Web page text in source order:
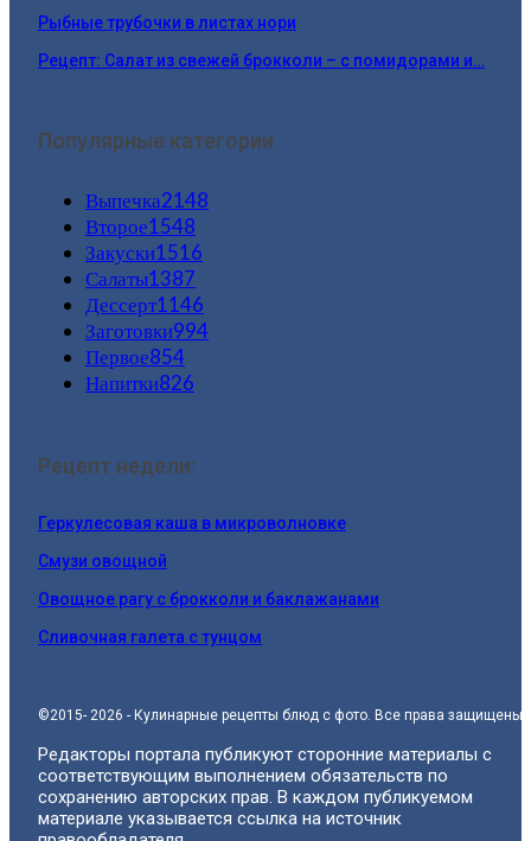
Рыбные трубочки в листах нори
Рецепт: Салат из свежей брокколи – с помидорами и…
Популярные категории
Выпечка2148
Второе1548
Закуски1516
Салаты1387
Дессерт1146
Заготовки994
Первое854
Напитки826
Рецепт недели:
Геркулесовая каша в микроволновке
Смузи овощной
Овощное рагу с брокколи и баклажанами
Сливочная галета с тунцом
©2015- 2026 - Кулинарные рецепты блюд с фото. Все права защищены.
Редакторы портала публикуют сторонние материалы с
соответствующим выполнением обязательств по
сохранению авторских прав. В каждом публикуемом
материале указывается ссылка на источник